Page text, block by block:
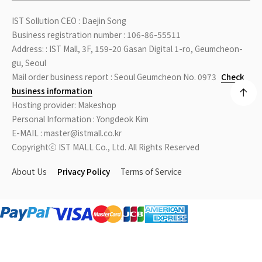
IST Sollution CEO : Daejin Song
Business registration number : 106-86-55511
Address: : IST Mall, 3F, 159-20 Gasan Digital 1-ro, Geumcheon-
gu, Seoul
Mail order business report : Seoul Geumcheon No. 0973 Check
business information
Hosting provider: Makeshop
Personal Information : Yongdeok Kim
E-MAIL : master@istmall.co.kr
Copyrightⓒ IST MALL Co., Ltd. All Rights Reserved
About Us Privacy Policy Terms of Service